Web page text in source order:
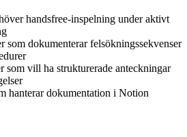
handsfree-inspelning under aktivt
som dokumenterar felsökningssekvenser
som vill ha strukturerade anteckningar
hanterar dokumentation i Notion